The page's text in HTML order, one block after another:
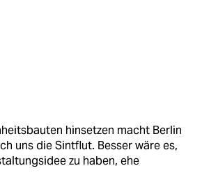
hinsetzen macht Berlin
uns die Sintflut. Besser wäre es,
zu haben, ehe